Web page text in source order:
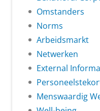
Omstanders
Norms
Arbeidsmarkt
Netwerken
External
Menswaardig